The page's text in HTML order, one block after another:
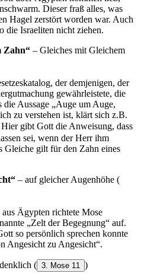
Dieser fraß alles, was
Hagel zerstört worden war. Auch
die Israeliten nicht ziehen.
Zahn“ – Gleiches mit Gleichem
der demjenigen, der
gewährleistete, die
die Aussage „Auge um Auge,
zu verstehen ist, klärt sich z.B.
Hier gibt Gott die Anweisung, dass
sei, wenn der Herr ihm
Gleiche gilt für den Zahn eines
– auf gleicher Augenhöhe (
Ägypten richtete Mose
„Zelt der Begegnung“ auf.
so persönlich sprechen konnte
Angesicht zu Angesicht“.
( 3. Mose 11 )